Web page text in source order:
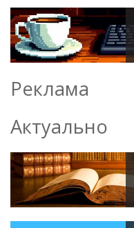
Реклама
Актуально